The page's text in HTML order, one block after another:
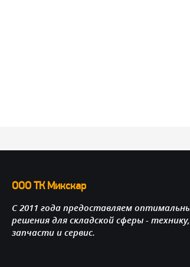
ООО ТК Микскар
С 2011 года предоставляем
решения для складской сферы - технику,
запчасти и сервис.